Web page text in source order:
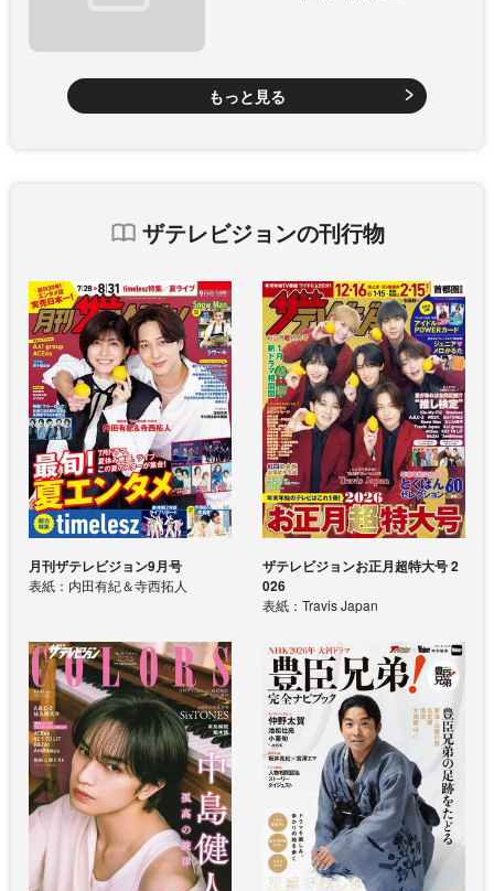
もっと見る
ザテレビジョンの刊行物
月刊ザテレビジョン9月号
表紙：内田有紀＆寺西拓人
ザテレビジョンお正月超特大号 2
026
表紙：Travis Japan